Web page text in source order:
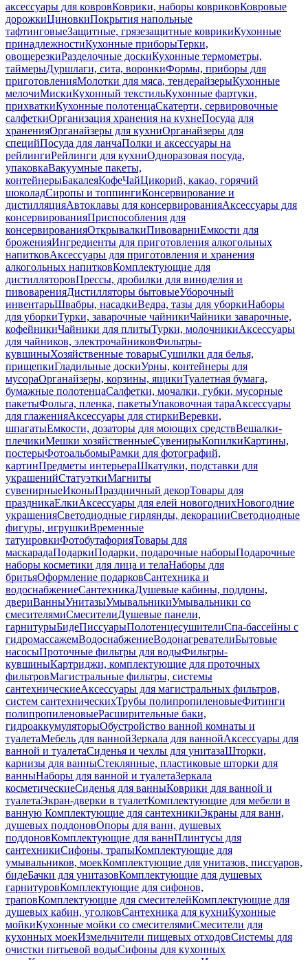
аксессуары для ковровКоврики, наборы ковриковКовровые
дорожкиЦиновкиПокрытия напольные
тафтинговыеЗащитные, грязезащитные коврикиКухонные
принадлежностиКухонные приборыТерки,
овощерезкиРазделочные доскиКухонные термометры,
таймерыДуршлаги, сита, воронкиФормы, приборы для
приготовленияМолотки для мяса, тендерайзерыКухонные
мелочиМискиКухонный текстильКухонные фартуки,
прихваткиКухонные полотенцаСкатерти, сервировочные
салфеткиОрганизация хранения на кухнеПосуда для
храненияОрганайзеры для кухниОрганайзеры для
специйПосуда для ланчаПолки и аксессуары на
рейлингиРейлинги для кухниОдноразовая посуда,
упаковкаВакуумные пакеты,
контейнерыБакалеяКофеЧайЦикорий, какао, горячий
шоколадСиропы и топпингиКонсервирование и
дистилляцияАвтоклавы для консервированияАксессуары для
консервированияПриспособления для
консервированияОткрывалкиПивоварниЕмкости для
броженияИнгредиенты для приготовления алкогольных
напитковАксессуары для приготовления и хранения
алкогольных напитковКомплектующие для
дистилляторовПрессы, дробилки для виноделия и
пивоваренияДистилляторы бытовыеУборочный
инвентарьШвабры, насадкиВедра, тазы для уборкиНаборы
для уборкиТурки, заварочные чайникиЧайники заварочные,
кофейникиЧайники для плитыТурки, молочникиАксессуары
для чайников, электрочайниковФильтры-
кувшиныХозяйственные товарыСушилки для белья,
прищепкиГладильные доскиУрны, контейнеры для
мусораОрганайзеры, корзины, ящикиТуалетная бумага,
бумажные полотенцаСалфетки, мочалки, губки, мусорные
пакетыФольга, пленка, пакетыУпаковочная тараАксессуары
для глаженияАксессуары для стиркиВеревки,
шпагатыЕмкости, дозаторы для моющих средствВешалки-
плечикиМешки хозяйственныеСувенирыКопилкиКартины,
постерыФотоальбомыРамки для фотографий,
картинПредметы интерьераШкатулки, подставки для
украшенийСтатуэткиМагниты
сувенирныеИконыПраздничный декорТовары для
праздникаЕлкиАксессуары для елей новогоднихНовогодние
украшенияСветодиодные гирлянды, декорацииСветодиодные
фигуры, игрушкиВременные
татуировкиФотобутафорияТовары для
маскарадаПодаркиПодарки, подарочные наборыПодарочные
наборы косметики для лица и телаНаборы для
бритьяОформление подарковСантехника и
водоснабжениеСантехникаДушевые кабины, поддоны,
двериВанныУнитазыУмывальникиУмывальники со
смесителямиСмесителиДушевые панели,
гарнитурыБидеПиссуарыПолотенцесушителиСпа-бассейны с
гидромассажемВодоснабжениеВодонагревателиБытовые
насосыПроточные фильтры для водыФильтры-
кувшиныКартриджи, комплектующие для проточных
фильтровМагистральные фильтры, системы
сантехническиеАксессуары для магистральных фильтров,
систем сантехническихТрубы полипропиленовыеФитинги
полипропиленовыеРасширительные баки,
гидроаккумуляторыОбустройство ванной комнаты и
туалетаМебель для ваннойЗеркала для ваннойАксессуары для
ванной и туалетаСиденья и чехлы для унитазаШторки,
карнизы для ванныСтеклянные, пластиковые шторки для
ванныНаборы для ванной и туалетаЗеркала
косметическиеСиденья для ванныКоврики для ванной и
туалетаЭкран-дверки в туалетКомплектующие для мебели в
ванную Комплектующие для сантехникиЭкраны для ванн,
душевых поддоновОпоры для ванн, душевых
поддоновКомплектующие для ваннПлинтусы для
сантехникиСифоны, трапыКомплектующие для
умывальников, моекКомплектующие для унитазов, писсуаров,
бидеБачки для унитазовКомплектующие для душевых
гарнитуровКомплектующие для сифонов,
траповКомплектующие для смесителейКомплектующие для
душевых кабин, уголковСантехника для кухниКухонные
мойкиКухонные мойки со смесителямиСмесители для
кухонных моекИзмельчители пищевых отходовСистемы для
очистки питьевой водыСифоны для кухонных